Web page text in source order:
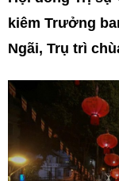
kiêm Trưởng
Ngãi, Trụ trì